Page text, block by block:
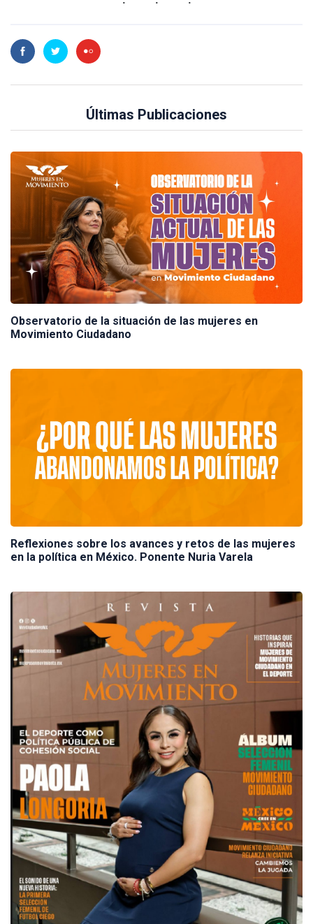
Últimas Publicaciones
Observatorio de la situación de las mujeres en
Movimiento Ciudadano
Reflexiones sobre los avances y retos de las mujeres
en la política en México. Ponente Nuria Varela